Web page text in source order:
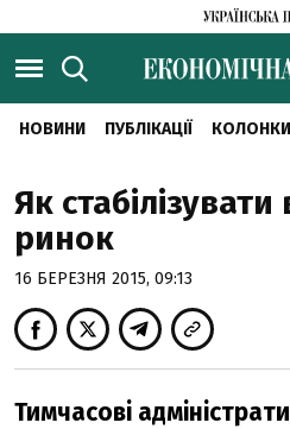
НОВИНИ ПУБЛІКАЦІЇ КОЛОНКИ
Як
ринок
16 БЕРЕЗНЯ 2015, 09:13
Тимчасові